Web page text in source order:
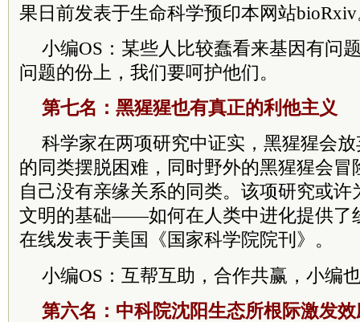
果日前发表于生命科学预印本网站
小编OS：某些人比较蠢看来基因有问
问题的份上，我们要呵护他们。
第七名：黑猩猩也有真正的利他主义
科学家在两项研究中证实，黑猩猩会
的同类摆脱困难，同时野外的黑猩猩会冒
自己没有亲缘关系的同类。该项研究或
文明的基础——如何在人类中进化提供了
在线发表于美国《国家科学院院刊》。
小编OS：互帮互助，合作共赢，小编
第六名：中科院沈阳生态所根际激发